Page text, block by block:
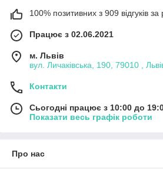
100% позитивних з 909 відгуків за
Працює з 02.06.2021
м. Львів
вул. Личаківська, 190, 79010 ,
Контакти
Сьогодні працює з 10:00 до
Показати весь графік роботи
Про нас